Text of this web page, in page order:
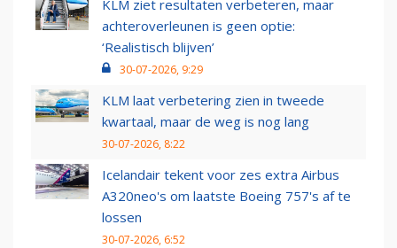
KLM ziet resultaten verbeteren, maar
achteroverleunen is geen optie:
‘Realistisch blijven’
30-07-2026, 9:29
KLM laat verbetering zien in tweede
kwartaal, maar de weg is nog lang
30-07-2026, 8:22
Icelandair tekent voor zes extra Airbus
A320neo's om laatste Boeing 757's af te
lossen
30-07-2026, 6:52